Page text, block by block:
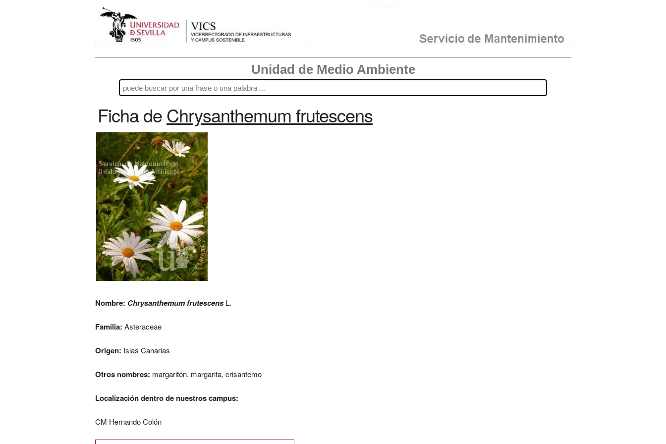
Unidad de Medio Ambiente
Ficha deChrysanthemum frutescens
Nombre: Chrysanthemum frutescensL.
Familia: Asteraceae
Origen: Islas Canarias
Otros nombres: margaritón, margarita, crisantemo
Localización dentro de nuestros campus:
CM Hernando Colón